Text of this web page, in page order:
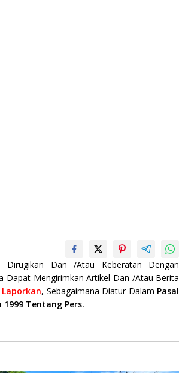
Dan /Atau Keberatan Dengan
Dapat Mengirimkan Artikel Dan /Atau Berita
Laporkan, Sebagaimana Diatur Dalam Pasal
Tentang Pers.